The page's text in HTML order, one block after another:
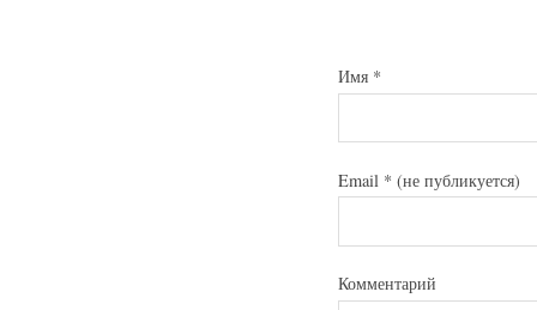
Имя *
Email * (не публикуется)
Комментарий